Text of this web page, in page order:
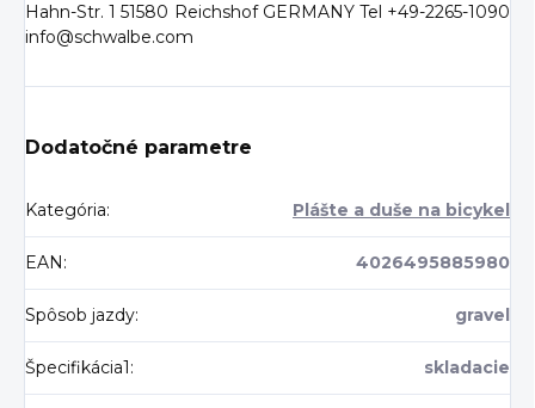
Hahn-Str. 1 51580 Reichshof GERMANY Tel +49-2265-1090
info@schwalbe.com
Dodatočné parametre
Kategória: Plášte a duše na bicykel
EAN : 4026495885980
Spôsob jazdy: gravel
Špecifikácia1 : skladacie